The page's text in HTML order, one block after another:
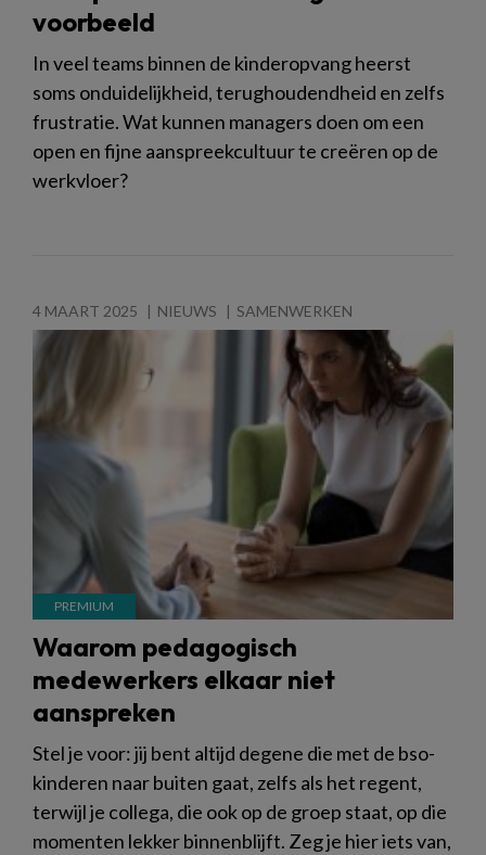
voorbeeld
In veel teams binnen de kinderopvang heerst
soms onduidelijkheid, terughoudendheid en zelfs
frustratie. Wat kunnen managers doen om een
open en fijne aanspreekcultuur te creëren op de
werkvloer?
4 MAART 2025 NIEUWS SAMENWERKEN
Waarom pedagogisch
medewerkers elkaar niet
aanspreken
Stel je voor: jij bent altijd degene die met de bso-
kinderen naar buiten gaat, zelfs als het regent,
terwijl je collega, die ook op de groep staat, op die
momenten lekker binnenblijft. Zeg je hier iets van,